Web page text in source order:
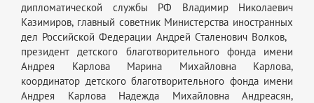
дипломатической службы РФ Владимир Николаевич
Казимиров, главный советник Министерства иностранных
дел Российской Федерации Андрей Сталенович Волков,
президент детского благотворительного фонда имени
Андрея Карлова Марина Михайловна Карлова,
координатор детского благотворительного фонда имени
Андрея Карлова Надежда Михайловна Андреасян,